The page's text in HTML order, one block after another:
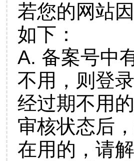
若您的网站
如下：
A. 备案号中
不用，则登
经过期不用
审核状态后
在用的，请